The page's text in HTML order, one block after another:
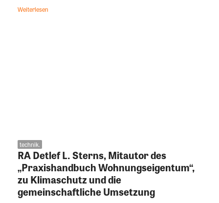
Weiterlesen
technik.
RA Detlef L. Sterns, Mitautor des
„Praxishandbuch Wohnungseigentum“,
zu Klimaschutz und die
gemeinschaftliche Umsetzung